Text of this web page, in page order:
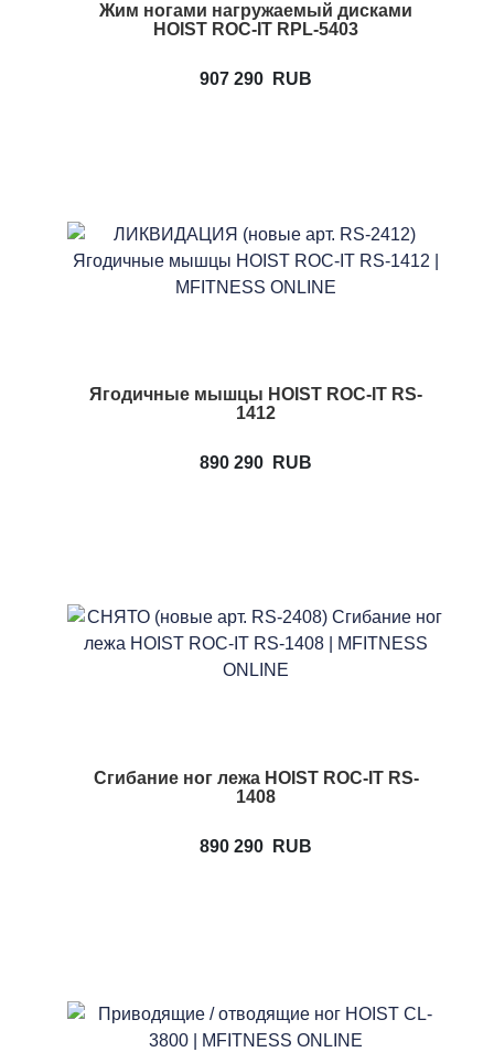
Жим ногами нагружаемый дисками
HOIST ROC-IT RPL-5403
907 290 RUB
Ягодичные мышцы HOIST ROC-IT RS-
1412
890 290 RUB
Сгибание ног лежа HOIST ROC-IT RS-
1408
890 290 RUB